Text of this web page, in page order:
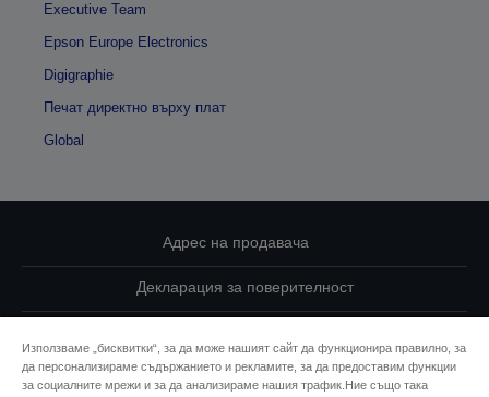
Executive Team
Epson Europe Electronics
Digigraphie
Печат директно върху плат
Global
Адрес на продавача
Декларация за поверителност
Свържете се с нас за Вашите данни
Използваме „бисквитки“, за да може нашият сайт да функционира правилно, за
да персонализираме съдържанието и рекламите, за да предоставим функции
за социалните мрежи и за да анализираме нашия трафик.Ние също така